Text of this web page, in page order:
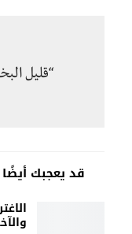
“قليل
قد يعجبك أيضًا